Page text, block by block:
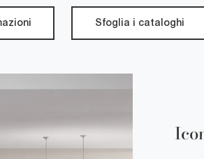
Sfoglia i cataloghi